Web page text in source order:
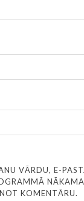
VĀRDU, E-
KOMENTĀRU.